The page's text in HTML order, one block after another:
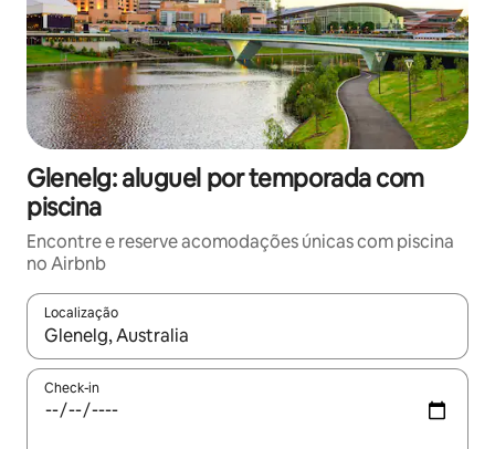
Glenelg: aluguel por temporada com
piscina
Encontre e reserve acomodações únicas com piscina
no Airbnb
Localização
Quando os resultados estiverem disponíveis, explore-os
Check-in